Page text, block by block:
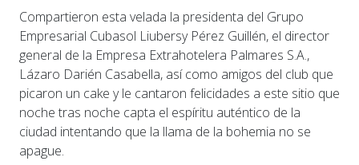
Compartieron esta velada la presidenta del Grupo
Empresarial Cubasol Liubersy Pérez Guillén, el director
general de la Empresa Extrahotelera Palmares S.A.,
Lázaro Darién Casabella, así como amigos del club que
picaron un cake y le cantaron felicidades a este sitio que
noche tras noche capta el espíritu auténtico de la
ciudad intentando que la llama de la bohemia no se
apague.